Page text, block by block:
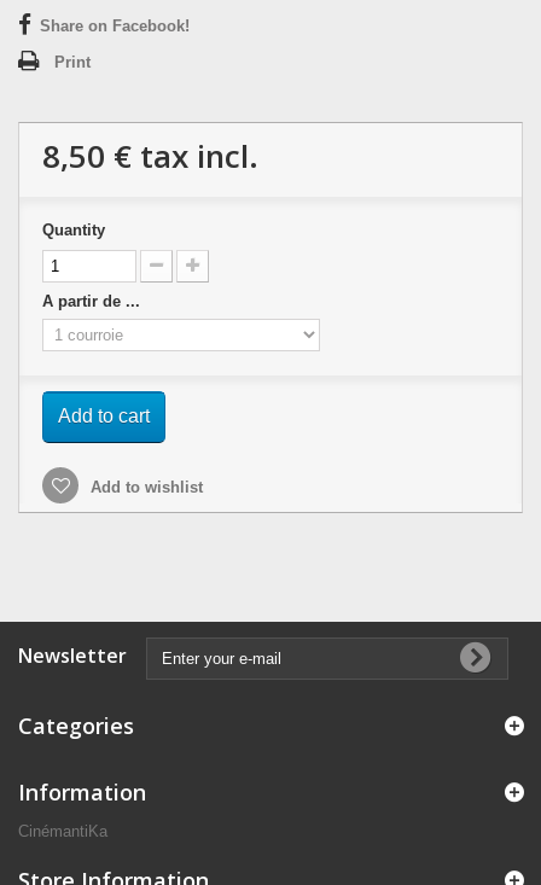
Share on Facebook!
Print
8,50 € tax incl.
Quantity
A partir de ...
Add to cart
Add to wishlist
Newsletter
Categories
Information
CinémantiKa